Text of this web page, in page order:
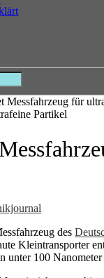
Messfahrzeug für
des
Kleintransporter
unter 100